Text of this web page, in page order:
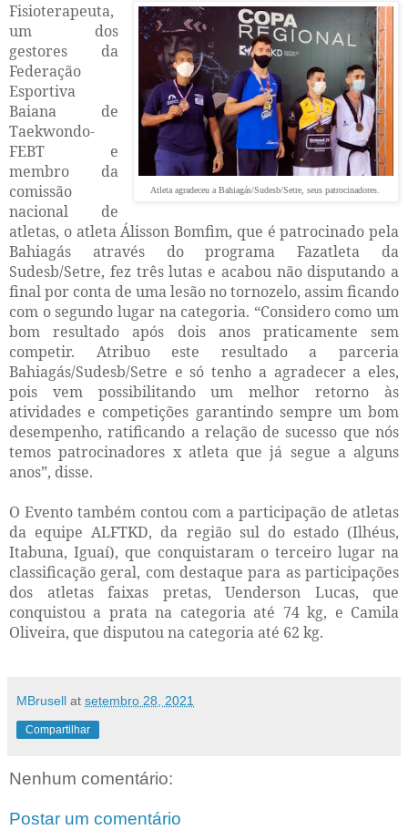
Atleta agradeceu a Bahiagás/Sudesb/Setre, seus patrocinadores.
Fisioterapeuta,
um dos
gestores da
Federação
Esportiva
Baiana de
Taekwondo-
FEBT e
membro da
comissão
nacional de
atletas, o atleta Álisson Bomfim, que é patrocinado pela
Bahiagás através do programa Fazatleta da
Sudesb/Setre, fez três lutas e acabou não disputando a
final por conta de uma lesão no tornozelo, assim ficando
com o segundo lugar na categoria. “Considero como um
bom resultado após dois anos praticamente sem
competir. Atribuo este resultado a parceria
Bahiagás/Sudesb/Setre e só tenho a agradecer a eles,
pois vem possibilitando um melhor retorno às
atividades e competições garantindo sempre um bom
desempenho, ratificando a relação de sucesso que nós
temos patrocinadores x atleta que já segue a alguns
anos”, disse.
O Evento também contou com a participação de atletas
da equipe ALFTKD, da região sul do estado (Ilhéus,
Itabuna, Iguaí), que conquistaram o terceiro lugar na
classificação geral, com destaque para as participações
dos atletas faixas pretas, Uenderson Lucas, que
conquistou a prata na categoria até 74 kg, e Camila
Oliveira, que disputou na categoria até 62 kg.
MBrusell at setembro 28, 2021
Compartilhar
Nenhum comentário:
Postar um comentário